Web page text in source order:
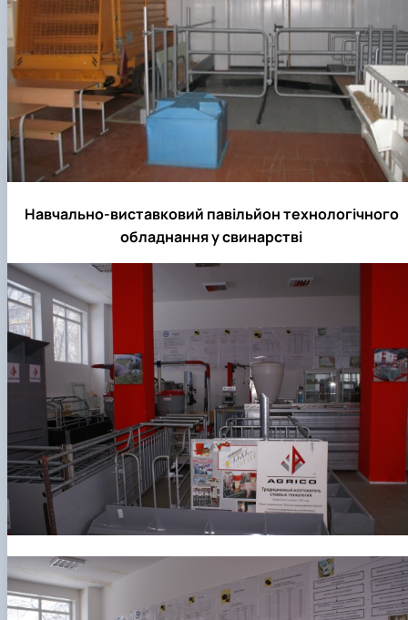
Навчально-виставковий павільйон технологічного
обладнання у свинарстві